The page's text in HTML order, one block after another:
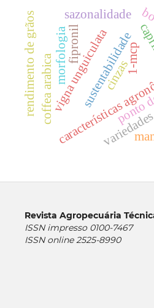
características
vigna unguiculata
sustentabilidade
coffea arabica 1-mcp
morfologia
rendimento de grãos fipronil
sazonalidade
cinzas
Revista Agropecuária
ISSN impresso 0100-7467
ISSN online 2525-8990